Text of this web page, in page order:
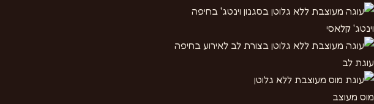
וינטג' קלאסי
עוגת לב
מוס מעוצב